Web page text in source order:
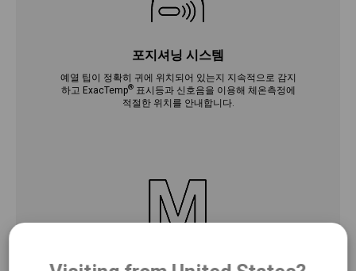
포지셔닝 시스템
예열 팁이 정확히 귀에 위치되어 있는지 지속적으로 감지
하고 ExacTemp®표시등과 신호음을 이용해 체온측정에
적절한 위치를 안내합니다.